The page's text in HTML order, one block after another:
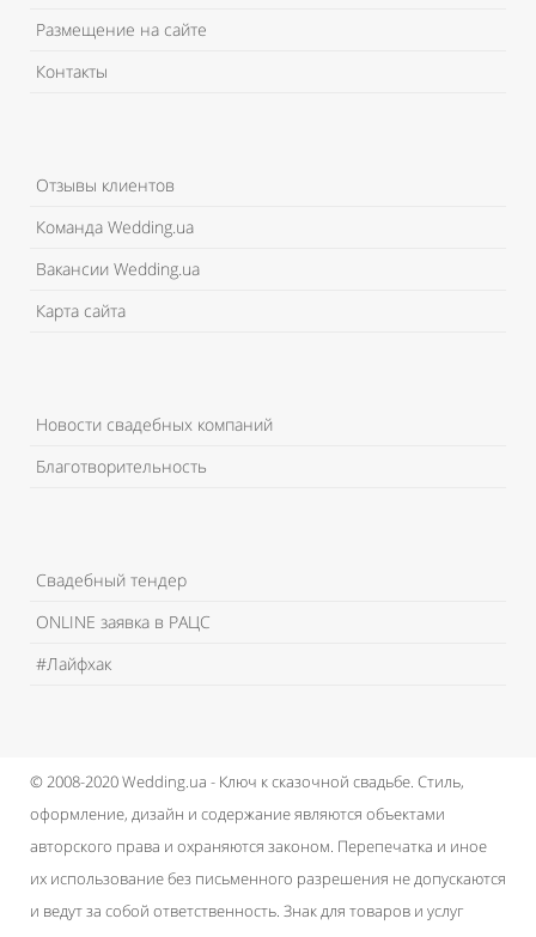
Размещение на сайте
Контакты
Отзывы клиентов
Команда Wedding.ua
Вакансии Wedding.ua
Карта сайта
Новости свадебных компаний
Благотворительность
Свадебный тендер
ONLINE заявка в РАЦС
#Лайфхак
© 2008-2020 Wedding.ua - Ключ к сказочной свадьбе. Стиль,
оформление, дизайн и содержание являются объектами
авторского права и охраняются законом. Перепечатка и иное
их использование без письменного разрешения не допускаются
и ведут за собой ответственность. Знак для товаров и услуг